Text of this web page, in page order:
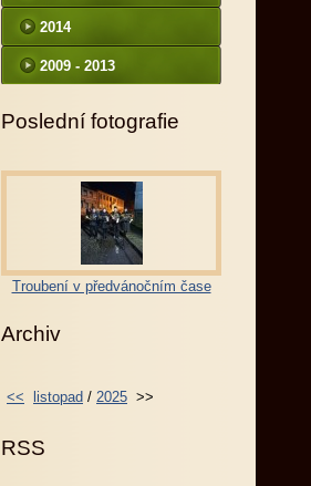
2014
2009 - 2013
Poslední fotografie
Troubení v předvánočním čase
Archiv
<< listopad / 2025 >>
RSS